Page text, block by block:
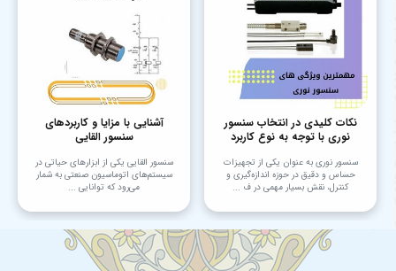
نکات کلیدی در انتخاب سنسور
نوری با توجه به نوع کاربرد
سنسور نوری به عنوان یکی از تجهیزات
حساس و دقیق در حوزه اندازه‌گیری و
کنترل، نقش بسیار مهمی در ف ...
آشنایی با مزایا و کاربردهای
سنسور القایی
سنسور القایی یکی از ابزارهای حیاتی در
سیستم‌های اتوماسیون صنعتی به شمار
می‌رود که توانایی ...